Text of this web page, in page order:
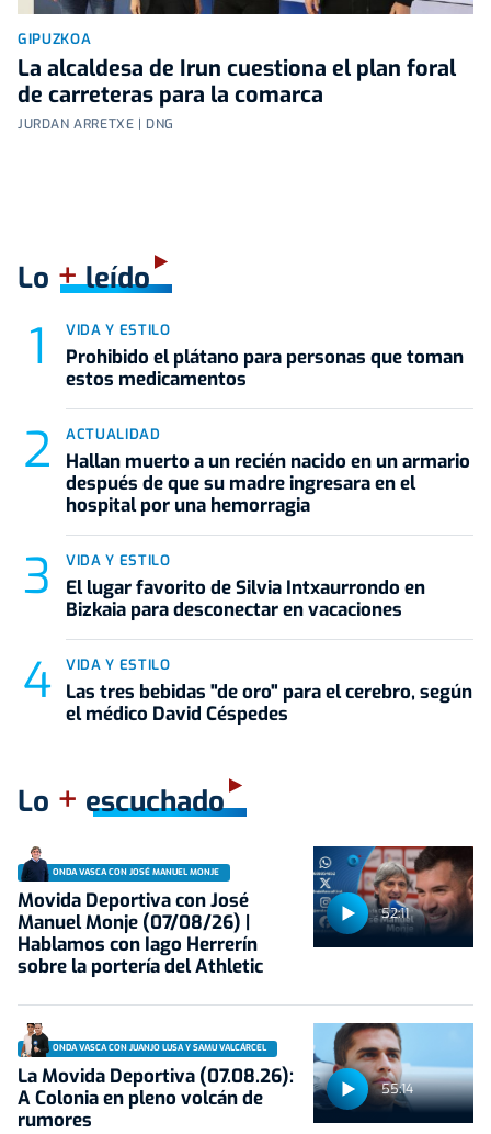
GIPUZKOA
La alcaldesa de Irun cuestiona el plan foral
de carreteras para la comarca
JURDAN ARRETXE | DNG
Lo +leído
VIDA Y ESTILO
Prohibido el plátano para personas que toman
estos medicamentos
ACTUALIDAD
Hallan muerto a un recién nacido en un armario
después de que su madre ingresara en el
hospital por una hemorragia
VIDA Y ESTILO
El lugar favorito de Silvia Intxaurrondo en
Bizkaia para desconectar en vacaciones
VIDA Y ESTILO
Las tres bebidas "de oro" para el cerebro, según
el médico David Céspedes
Lo + escuchado
52:11
ONDA VASCA CON JOSÉ MANUEL MONJE
Movida Deportiva con José
Manuel Monje (07/08/26) |
Hablamos con Iago Herrerín
sobre la portería del Athletic
55:14
ONDA VASCA CON JUANJO LUSA Y SAMU VALCÁRCEL
La Movida Deportiva (07.08.26):
A Colonia en pleno volcán de
rumores